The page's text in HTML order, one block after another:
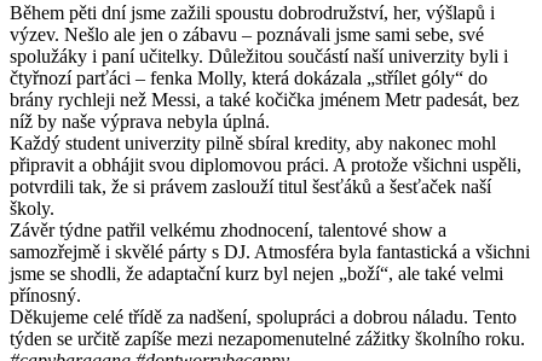
Během pěti dní jsme zažili spoustu dobrodružství, her, výšlapů i
výzev. Nešlo ale jen o zábavu – poznávali jsme sami sebe, své
spolužáky i paní učitelky. Důležitou součástí naší univerzity byli i
čtyřnozí parťáci – fenka Molly, která dokázala „střílet góly“ do
brány rychleji než Messi, a také kočička jménem Metr padesát, bez
níž by naše výprava nebyla úplná.
Každý student univerzity pilně sbíral kredity, aby nakonec mohl
připravit a obhájit svou diplomovou práci. A protože všichni uspěli,
potvrdili tak, že si právem zaslouží titul šesťáků a šesťaček naší
školy.
Závěr týdne patřil velkému zhodnocení, talentové show a
samozřejmě i skvělé párty s DJ. Atmosféra byla fantastická a všichni
jsme se shodli, že adaptační kurz byl nejen „boží“, ale také velmi
přínosný.
Děkujeme celé třídě za nadšení, spolupráci a dobrou náladu. Tento
týden se určitě zapíše mezi nezapomenutelné zážitky školního roku.